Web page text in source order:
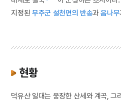
지정된무주군 설천면의 반송과음나무
현황
덕유산 일대는 웅장한 산세와 계곡, 그